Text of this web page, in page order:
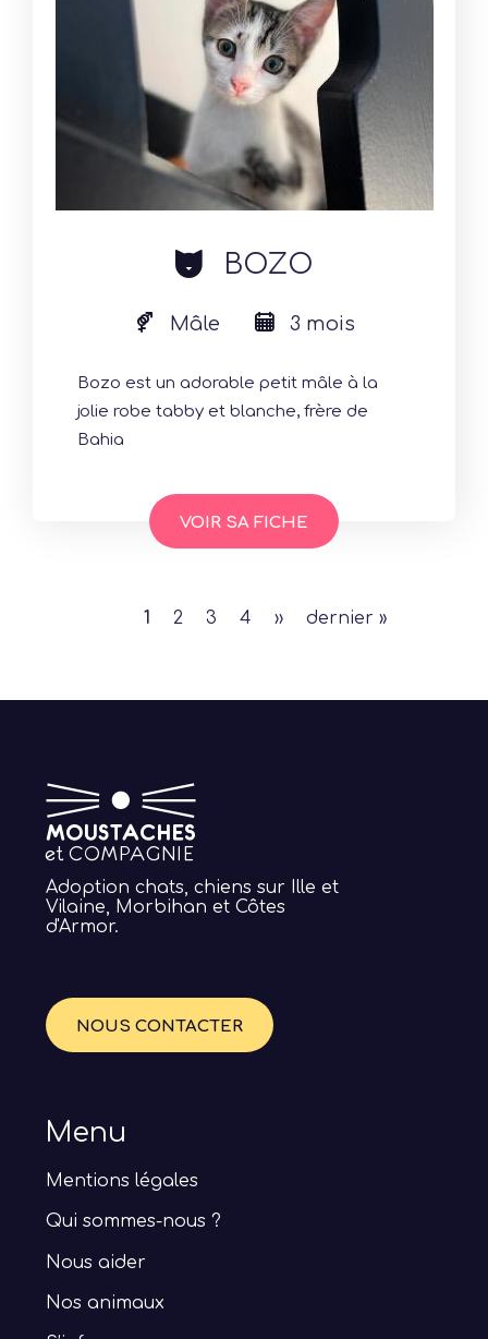
cat BOZO
Mâle 3 mois
Bozo est un adorable petit mâle à la
jolie robe tabby et blanche, frère de
Bahia
VOIR SA FICHE
Page
1 Page
2 Page
3 Page
4
Page
››
Dernière
dernier »
Adoption chats, chiens sur Ille et
Vilaine, Morbihan et Côtes
d'Armor.
NOUS CONTACTER
Menu
Mentions légales
Qui sommes-nous ?
Nous aider
Nos animaux